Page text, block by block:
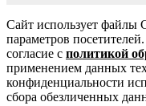
Сайт использует файлы
параметров
согласие с политикой
применением данных
конфиденциальности
сбора обезличенных